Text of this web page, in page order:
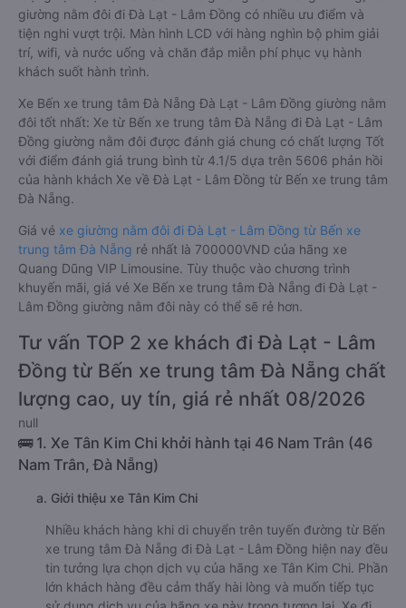
giường nằm đôi đi Đà Lạt - Lâm Đồng có nhiều ưu điểm và
tiện nghi vượt trội. Màn hình LCD với hàng nghìn bộ phim giải
trí, wifi, và nước uống và chăn đắp miễn phí phục vụ hành
khách suốt hành trình.
Xe Bến xe trung tâm Đà Nẵng Đà Lạt - Lâm Đồng giường nằm
đôi tốt nhất: Xe từ Bến xe trung tâm Đà Nẵng đi Đà Lạt - Lâm
Đồng giường nằm đôi được đánh giá chung có chất lượng Tốt
với điểm đánh giá trung bình từ 4.1/5 dựa trên 5606 phản hồi
của hành khách Xe về Đà Lạt - Lâm Đồng từ Bến xe trung tâm
Đà Nẵng.
Giá vé xe giường nằm đôi đi Đà Lạt - Lâm Đồng từ Bến xe
trung tâm Đà Nẵng rẻ nhất là 700000VND của hãng xe
Quang Dũng VIP Limousine. Tùy thuộc vào chương trình
khuyến mãi, giá vé Xe Bến xe trung tâm Đà Nẵng đi Đà Lạt -
Lâm Đồng giường nằm đôi này có thể sẽ rẻ hơn.
Tư vấn TOP 2 xe khách đi Đà Lạt - Lâm
Đồng từ Bến xe trung tâm Đà Nẵng chất
lượng cao, uy tín, giá rẻ nhất 08/2026
null
🚌 1. Xe Tân Kim Chi khởi hành tại 46 Nam Trân (46
Nam Trân, Đà Nẵng)
a. Giới thiệu xe Tân Kim Chi
Nhiều khách hàng khi di chuyển trên tuyến đường từ Bến
xe trung tâm Đà Nẵng đi Đà Lạt - Lâm Đồng hiện nay đều
tin tưởng lựa chọn dịch vụ của hãng xe Tân Kim Chi. Phần
lớn khách hàng đều cảm thấy hài lòng và muốn tiếp tục